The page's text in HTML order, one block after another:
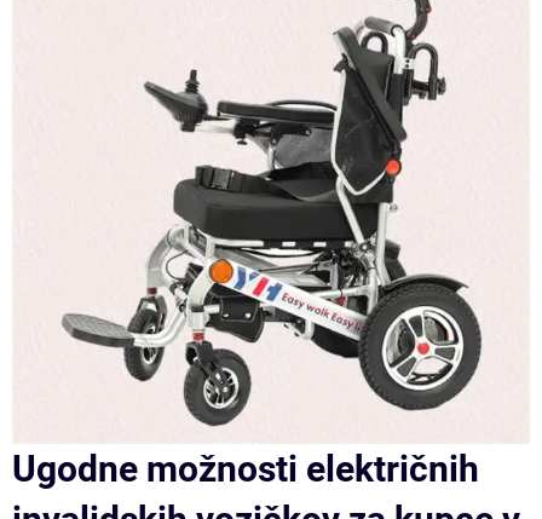
Ugodne možnosti električnih